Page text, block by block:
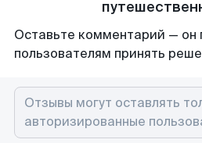
Оставьте комментарий — он
пользователям принять